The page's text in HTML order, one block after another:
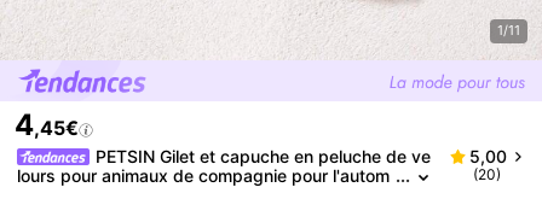
1/11
4,45€
PETSIN Gilet et capuche en peluche de ve
lours pour animaux de compagnie pour l'autom
5,00
(20)